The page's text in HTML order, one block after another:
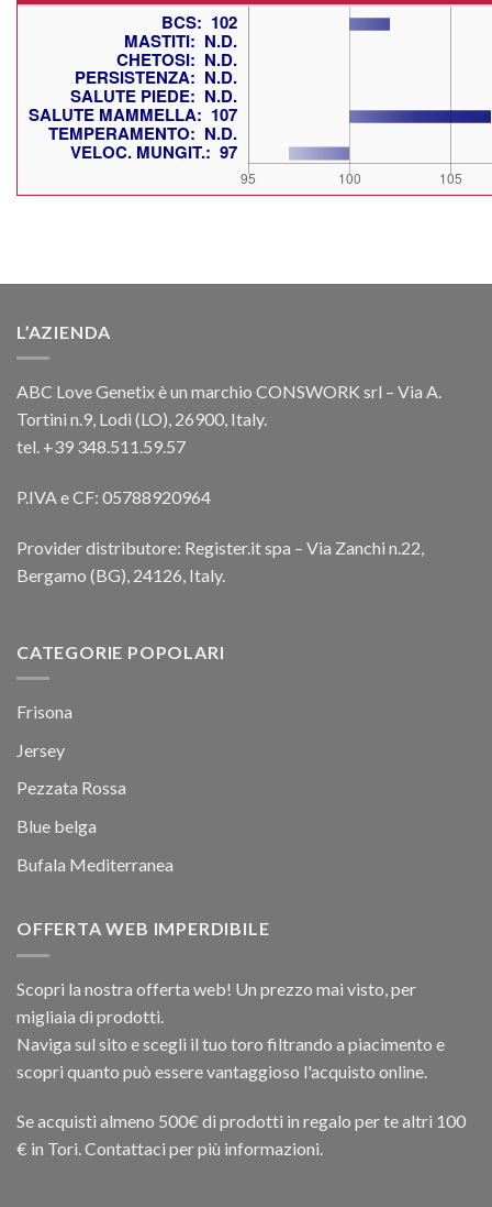
L’AZIENDA
ABC Love Genetix è un marchio CONSWORK srl – Via A.
Tortini n.9, Lodi (LO), 26900, Italy.
tel. +39 348.511.59.57
P.IVA e CF: 05788920964
Provider distributore: Register.it spa – Via Zanchi n.22,
Bergamo (BG), 24126, Italy.
CATEGORIE POPOLARI
Frisona
Jersey
Pezzata Rossa
Blue belga
Bufala Mediterranea
OFFERTA WEB IMPERDIBILE
Scopri la nostra offerta web! Un prezzo mai visto, per
migliaia di prodotti.
Naviga sul sito e scegli il tuo toro filtrando a piacimento e
scopri quanto può essere vantaggioso l'acquisto online.
Se acquisti almeno 500€ di prodotti in regalo per te altri 100
€ in Tori. Contattaci per più informazioni.